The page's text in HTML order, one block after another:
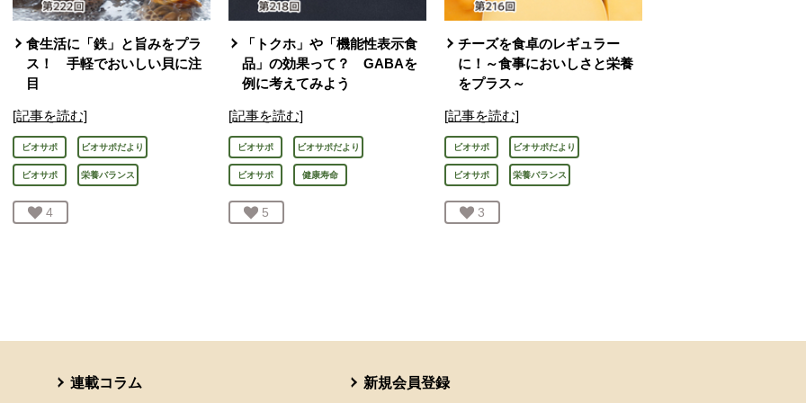
食生活に「鉄」と旨みをプラ
ス！ 手軽でおいしい貝に注
目
[記事を読む]
ビオサポ ビオサポだより
ビオサポ 栄養バランス
お気に入り登録：
4
「トクホ」や「機能性表示食
品」の効果って？ GABAを
例に考えてみよう
[記事を読む]
ビオサポ ビオサポだより
ビオサポ 健康寿命
お気に入り登録：
5
チーズを食卓のレギュラー
に！～食事においしさと栄養
をプラス～
[記事を読む]
ビオサポ ビオサポだより
ビオサポ 栄養バランス
お気に入り登録：
3
連載コラム 新規会員登録